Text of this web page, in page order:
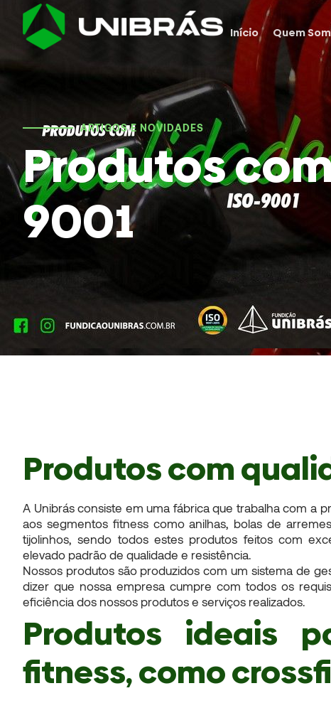
Início Quem
ARTIGOS E NOVIDADES
Produtos
9001
Produtos com
A Unibrás consiste em uma fábrica que trabalha com a
aos segmentos fitness como anilhas, bolas de
tijolinhos, sendo todos estes produtos feitos com
elevado padrão de qualidade e resistência.
Nossos produtos são produzidos com um sistema de
dizer que nossa empresa cumpre com todos os
eficiência dos nossos produtos e serviços realizados.
Produtos ideais
fitness, como